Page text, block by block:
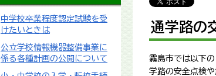
中学校卒業程度認定試験を受
けたいときは
公立学校情報機器整備事業に
係る各種計画の公開について
通学路の
霧島市では以下
学路の安全点検